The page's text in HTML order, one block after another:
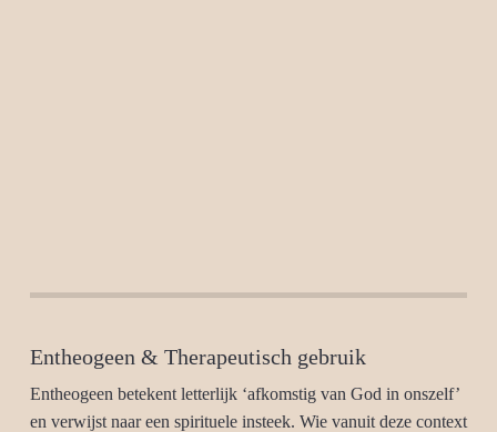
Entheogeen & Therapeutisch gebruik
Entheogeen betekent letterlijk ‘afkomstig van God in onszelf’
en verwijst naar een spirituele insteek. Wie vanuit deze context